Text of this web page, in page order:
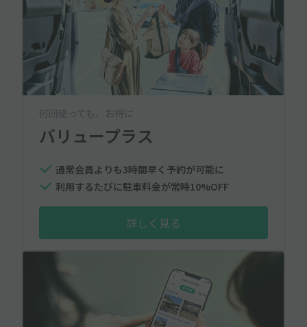
何回使っても、お得に
バリュープラス
通常会員よりも3時間早く予約が可能に
利用するたびに駐車料金が常時10%OFF
詳しく見る